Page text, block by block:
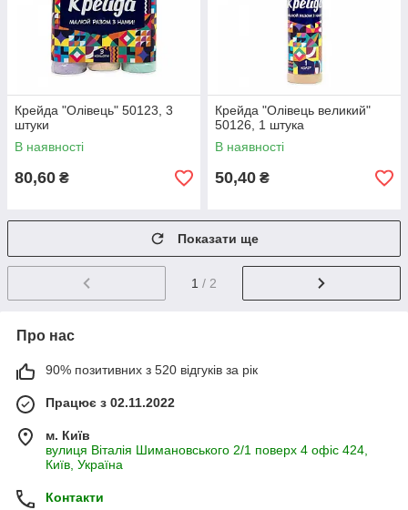
Крейда "Олівець" 50123, 3
штуки
В наявності
80,60 ₴
Крейда "Олівець великий"
50126, 1 штука
В наявності
50,40 ₴
Показати ще
1 / 2
Про нас
90% позитивних з 520 відгуків за рік
Працює з 02.11.2022
м. Київ
вулиця Віталія Шимановського 2/1 поверх 4 офіс 424,
Київ, Україна
Контакти